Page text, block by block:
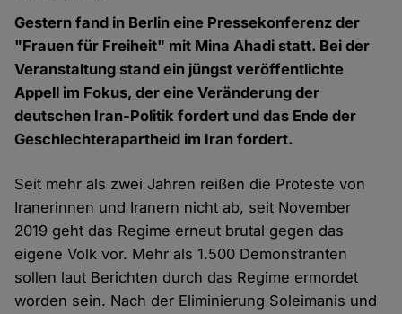
Gestern fand in Berlin eine Pressekonferenz der
"Frauen für Freiheit" mit Mina Ahadi statt. Bei der
Veranstaltung stand ein jüngst veröffentlichte
Appell im Fokus, der eine Veränderung der
deutschen Iran-Politik fordert und das Ende der
Geschlechterapartheid im Iran fordert.
Seit mehr als zwei Jahren reißen die Proteste von
Iranerinnen und Iranern nicht ab, seit November
2019 geht das Regime erneut brutal gegen das
eigene Volk vor. Mehr als 1.500 Demonstranten
sollen laut Berichten durch das Regime ermordet
worden sein. Nach der Eliminierung Soleimanis und